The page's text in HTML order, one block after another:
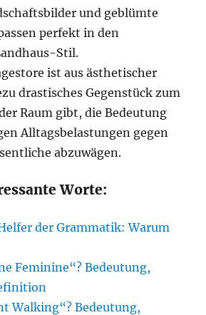
und geblümte
perfekt in den
Stil.
ist aus ästhetischer
drastisches Gegenstück zum
Raum gibt, die Bedeutung
Alltagsbelastungen gegen
abzuwägen.
Worte:
der Grammatik: Warum
Feminine“? Bedeutung,
Walking“? Bedeutung,